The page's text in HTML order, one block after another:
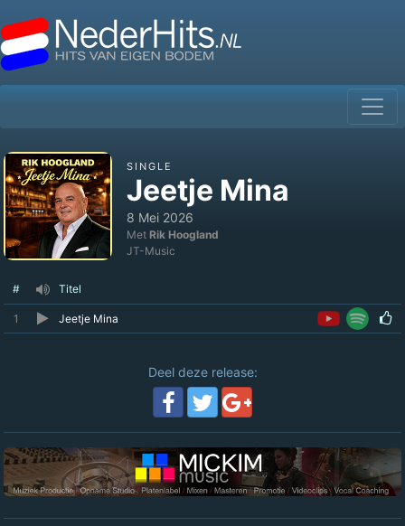
SINGLE
Jeetje Mina
8 Mei 2026
Met Rik Hoogland
JT-Music
# Titel
1 Jeetje Mina
Deel deze release: